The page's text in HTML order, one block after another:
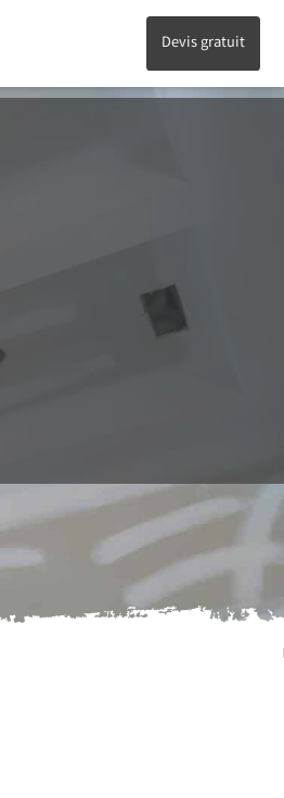
Devis gratuit